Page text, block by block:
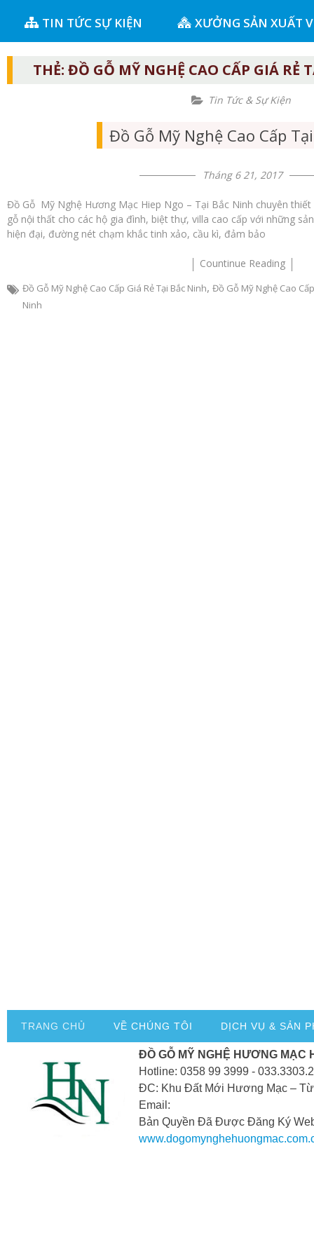
TIN TỨC SỰ KIỆN XƯỞNG SẢN XUẤT
THẺ: ĐỒ GỖ MỸ NGHỆ CAO CẤP GIÁ RẺ
Tin Tức & Sự Kiện
Đồ Gỗ Mỹ Nghệ Cao Cấp
Tháng 6 21, 2017
Đồ Gỗ Mỹ Nghệ Hương Mạc Hiep Ngo – Tại Bắc Ninh chuyên
gỗ nội thất cho các hộ gia đình, biệt thự, villa cao cấp với những
hiện đại, đường nét chạm khắc tinh xảo, cầu kì, đảm bảo
Countinue Reading
Đồ Gỗ Mỹ Nghệ Cao Cấp Giá Rẻ Tại Bắc Ninh, Đồ Gỗ Mỹ Nghệ Cao
Ninh
TRANG CHỦ VỀ CHÚNG TÔI DỊCH VỤ & SẢN
ĐỒ GỖ MỸ NGHỆ HƯƠNG MẠC
Hotline: 0358 99 3999 -
ĐC: Khu Đất Mới Hương Mạc –
Email:
Bản Quyền Đã Được Đăng Ký